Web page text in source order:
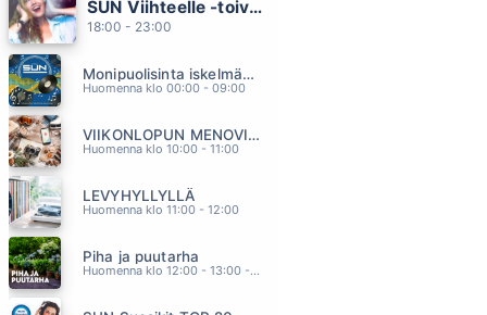
RAKKAUS ROIHUAA
ELOSSA
MÖKKIELÄMÄÄ
SUN Viihteelle -toivekonsertti
18:00 - 23:00
Monipuolisinta iskelmää ja parasta poppia
Huomenna klo 00:00 - 09:00
VIIKONLOPUN MENOVINKIT
Huomenna klo 10:00 - 11:00
LEVYHYLLYLLÄ
Huomenna klo 11:00 - 12:00
Piha ja puutarha
Huomenna klo 12:00 - 13:00 - Studiossa: Pinsiön Taimisto